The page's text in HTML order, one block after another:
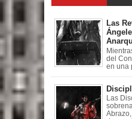
Las
del
en una
Las